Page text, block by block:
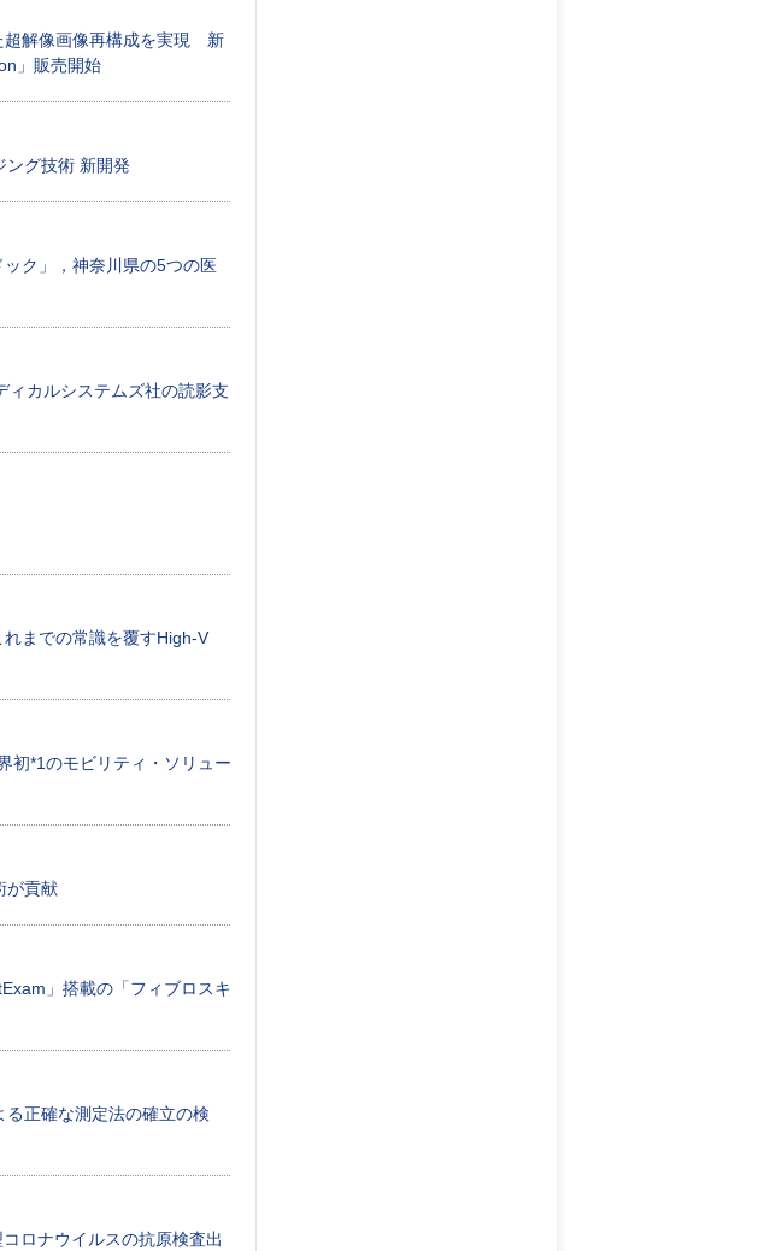
超解像画像再構成を実現 新
」販売開始
ング技術 新開発
ク」，神奈川県の5つの医
ィカルシステムズ社の読影支
までの常識を覆すHigh-V
初*1のモビリティ・ソリュー
が貢献
」搭載の「フィブロスキ
正確な測定法の確立の検
ロナウイルスの抗原検査出